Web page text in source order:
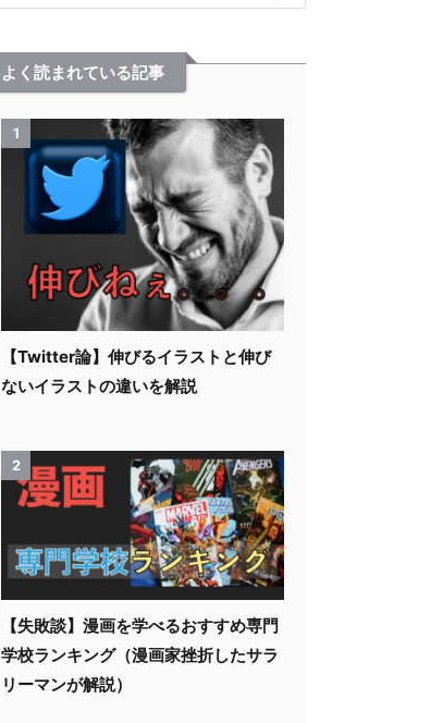
よく読まれている記事
1
【Twitter論】伸びるイラストと伸び
ないイラストの違いを解説
2
【失敗談】漫画を学べるおすすめ専門
学校ランキング（漫画家挫折したサラ
リーマンが解説）